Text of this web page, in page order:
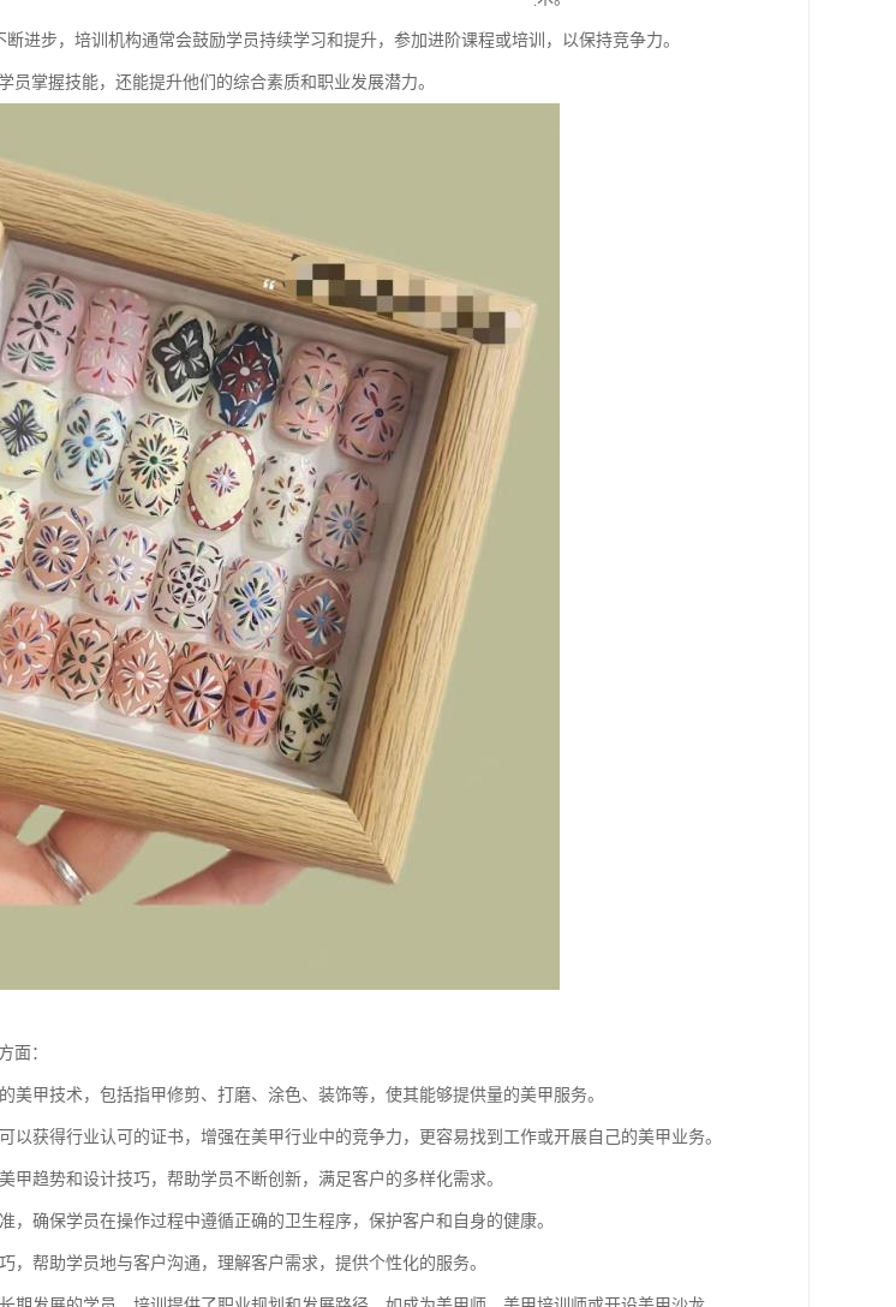
进步，培训机构通常会鼓励学员持续学习和提升，参加进阶课程或培训，以保持竞争力。
员掌握技能，还能提升他们的综合素质和职业发展潜力。
面：
美甲技术，包括指甲修剪、打磨、涂色、装饰等，使其能够提供量的美甲服务。
以获得行业认可的证书，增强在美甲行业中的竞争力，更容易找到工作或开展自己的美甲业务。
甲趋势和设计技巧，帮助学员不断创新，满足客户的多样化需求。
，确保学员在操作过程中遵循正确的卫生程序，保护客户和自身的健康。
，帮助学员地与客户沟通，理解客户需求，提供个性化的服务。